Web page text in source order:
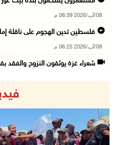
08/آب/2026 06:39 م
فلسطين تدين الهجوم على ناقلة
08/آب/2026 06:25 م
شعراء غزة يوثقون النزوح والفقد
الجامعة العربية الأمريكية تختتم
08/آب/2026 06:20 م
إصابات بالاختناق خلال اقتحام
08/آب/2026 05:52 م